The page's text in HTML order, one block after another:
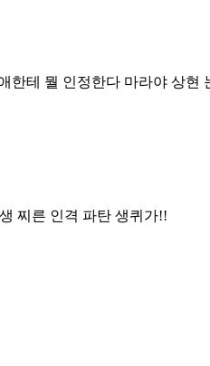
한테 뭘 인정한다 마라야 상현
찌른 인격 파탄 생퀴가!!